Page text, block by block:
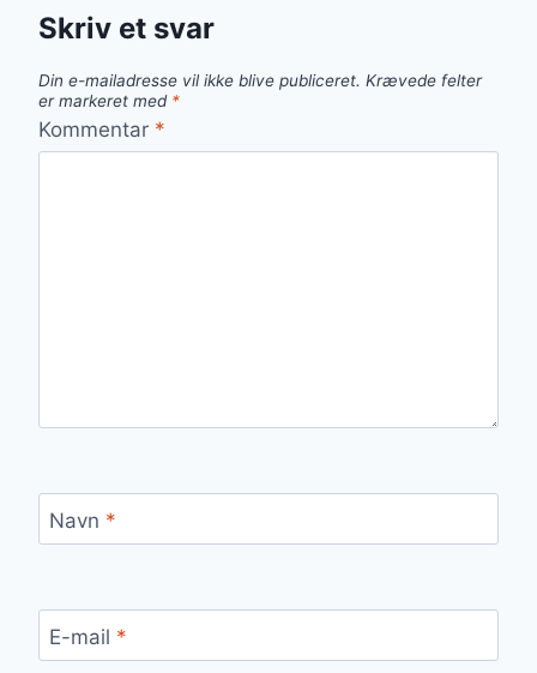
Skriv et svar
Din e-mailadresse vil ikke blive publiceret. Krævede felter
er markeret med *
Kommentar *
Navn *
E-mail *